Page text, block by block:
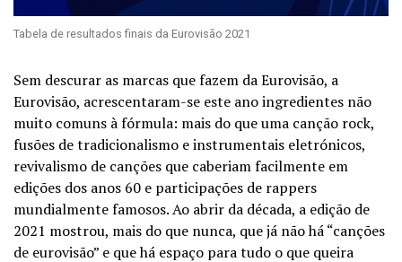
Tabela de resultados finais da Eurovisão 2021
Sem descurar as marcas que fazem da Eurovisão, a
Eurovisão, acrescentaram-se este ano ingredientes não
muito comuns à fórmula: mais do que uma canção rock,
fusões de tradicionalismo e instrumentais eletrónicos,
revivalismo de canções que caberiam facilmente em
edições dos anos 60 e participações de rappers
mundialmente famosos. Ao abrir da década, a edição de
2021 mostrou, mais do que nunca, que já não há “canções
de eurovisão” e que há espaço para tudo o que queira